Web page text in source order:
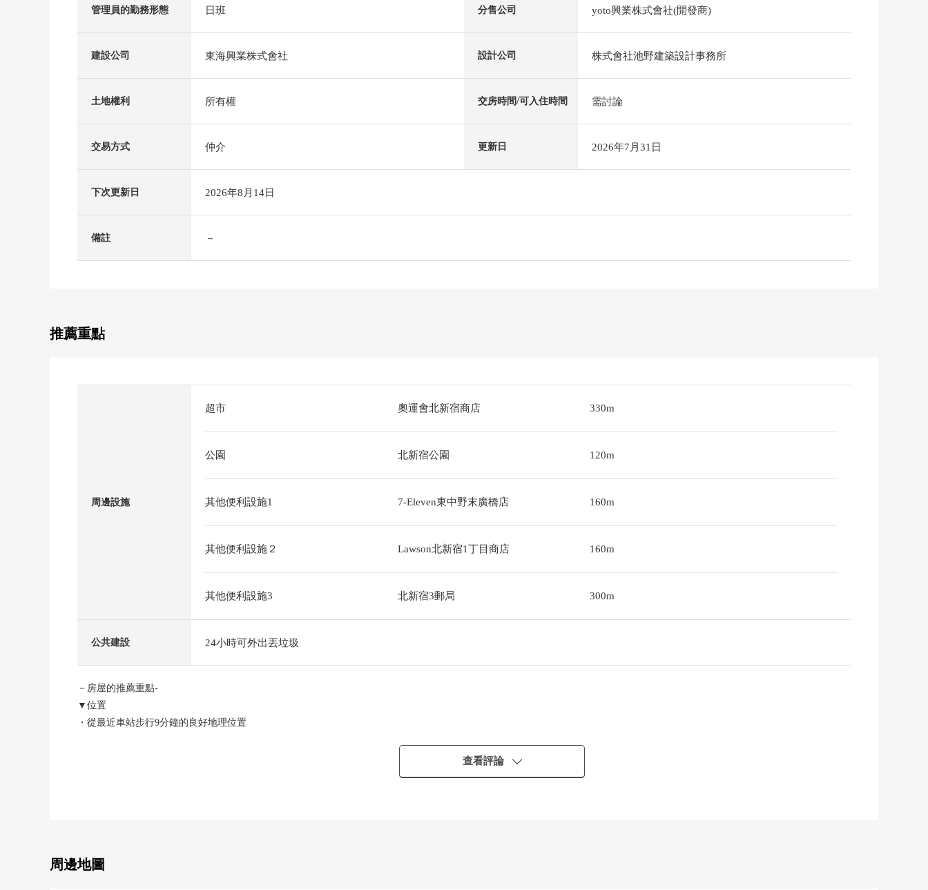
管理員的勤務形態 日班 分售公司 yoto興業株式會社(開發商)
建設公司 東海興業株式會社 設計公司 株式會社池野建築設計事務所
土地權利 所有權 交房時間/可入住時間 需討論
交易方式 仲介 更新日 2026年7月31日
下次更新日 2026年8月14日
備註 －
推薦重點
周邊設施
超市 奧運會北新宿商店 330m
公園 北新宿公園 120m
其他便利設施1 7-Eleven東中野末廣橋店 160m
其他便利設施２ Lawson北新宿1丁目商店 160m
其他便利設施3 北新宿3郵局 300m
公共建設 24小時可外出丟垃圾
－房屋的推薦重點-
▼位置
・從最近車站步行9分鐘的良好地理位置
▼房間的特徴
查看評論
周邊地圖